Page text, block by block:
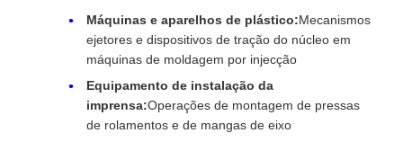
Máquinas e aparelhos de plástico:Mecanismos
ejetores e dispositivos de tração do núcleo em
máquinas de moldagem por injecção
Equipamento de instalação da
imprensa:Operações de montagem de pressas
de rolamentos e de mangas de eixo